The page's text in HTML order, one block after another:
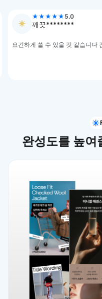
★ ★ ★ ★ ★ 5.0
타미*********
감사합니다.....
완성도를 높여